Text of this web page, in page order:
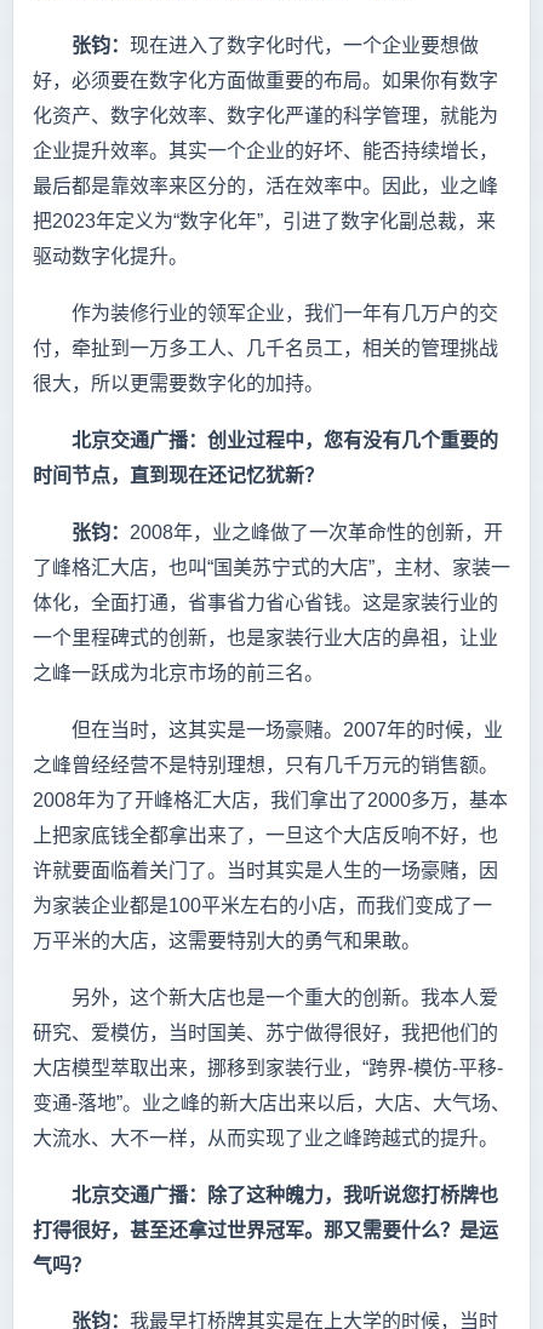
张钧： 现在进入了数字化时代，一个企业要想做
好，必须要在数字化方面做重要的布局。如果你有数字
化资产、数字化效率、数字化严谨的科学管理，就能为
企业提升效率。其实一个企业的好坏、能否持续增长，
最后都是靠效率来区分的，活在效率中。因此，业之峰
把2023年定义为“数字化年”，引进了数字化副总裁，来
驱动数字化提升。
作为装修行业的领军企业，我们一年有几万户的交
付，牵扯到一万多工人、几千名员工，相关的管理挑战
很大，所以更需要数字化的加持。
北京交通广播：创业过程中，您有没有几个重要的
时间节点，直到现在还记忆犹新？
张钧： 2008年，业之峰做了一次革命性的创新，开
了峰格汇大店，也叫“国美苏宁式的大店”，主材、家装一
体化，全面打通，省事省力省心省钱。这是家装行业的
一个里程碑式的创新，也是家装行业大店的鼻祖，让业
之峰一跃成为北京市场的前三名。
但在当时，这其实是一场豪赌。2007年的时候，业
之峰曾经经营不是特别理想，只有几千万元的销售额。
2008年为了开峰格汇大店，我们拿出了2000多万，基本
上把家底钱全都拿出来了，一旦这个大店反响不好，也
许就要面临着关门了。当时其实是人生的一场豪赌，因
为家装企业都是100平米左右的小店，而我们变成了一
万平米的大店，这需要特别大的勇气和果敢。
另外，这个新大店也是一个重大的创新。我本人爱
研究、爱模仿，当时国美、苏宁做得很好，我把他们的
大店模型萃取出来，挪移到家装行业，“跨界-模仿-平移-
变通-落地”。业之峰的新大店出来以后，大店、大气场、
大流水、大不一样，从而实现了业之峰跨越式的提升。
北京交通广播：除了这种魄力，我听说您打桥牌也
打得很好，甚至还拿过世界冠军。那又需要什么？是运
气吗？
张钧： 我最早打桥牌其实是在上大学的时候，当时